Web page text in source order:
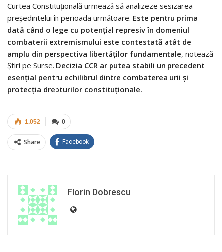
Curtea Constituțională urmează să analizeze sesizarea
președintelui în perioada următoare. Este pentru prima
dată când o lege cu potențial represiv în domeniul
combaterii extremismului este contestată atât de
amplu din perspectiva libertăților fundamentale, notează
Știri pe Surse. Decizia CCR ar putea stabili un precedent
esențial pentru echilibrul dintre combaterea urii și
protecția drepturilor constituționale.
0
1.052
Share Facebook
Florin Dobrescu